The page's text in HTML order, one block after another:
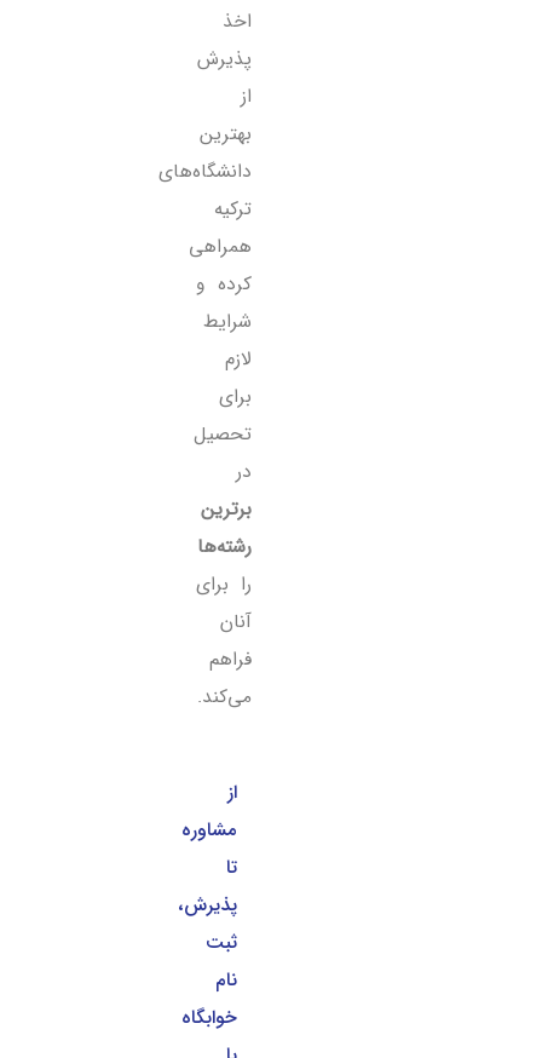
اخذ
پذیرش
از
بهترین
دانشگاه‌های
ترکیه
همراهی
کرده و
شرایط
لازم
برای
تحصیل
در
برترین
رشته‌ها
را برای
آنان
فراهم
می‌کند.
از
مشاوره
تا
پذیرش،
ثبت
نام
خوابگاه